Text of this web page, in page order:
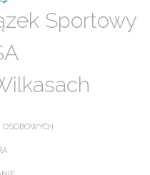
Sportowy